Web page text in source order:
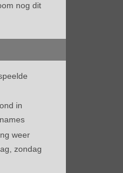
nog dit
in
weer
zondag